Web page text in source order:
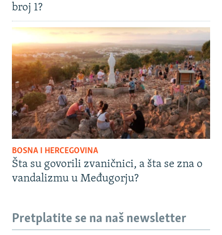
broj 1?
BOSNA I HERCEGOVINA
Šta su govorili zvaničnici, a šta se zna o
vandalizmu u Međugorju?
Pretplatite se na naš newsletter